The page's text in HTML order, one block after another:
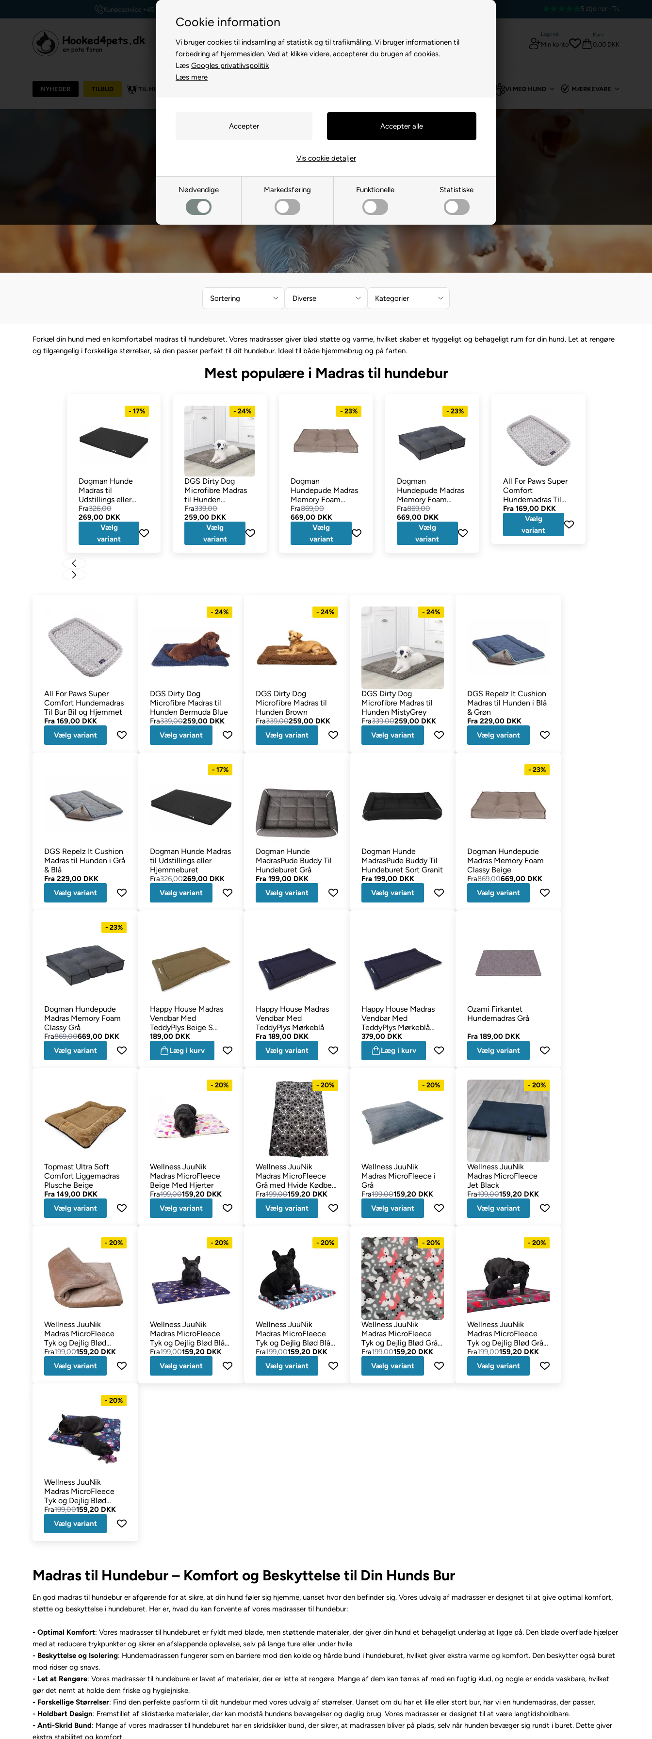
Cookie information
Vi bruger cookies til indsamling af statistik og til trafikmåling. Vi bruger informationen til
forbedring af hjemmesiden. Ved at klikke videre, accepterer du brugen af cookies.
Læs Googles privatlivspolitik
Læs mere
Nødvendige Markedsføring Funktionelle Statistiske
Vis cookie detaljer
Kundeservice +45 7174 3600 5 stjerner - Trustpilot
Log ind
Min konto
Kurv
0,00 DKK
NYHEDER TILBUD TIL HUND VI MED HUND MÆRKEVARE
Madras til hundebur
/Hundebure Tilbehør til hundebur/Madras til hundebur
Sortering Diverse Kategorier
Forkæl din hund med en komfortabel madras til hundeburet. Vores madrasser giver blød støtte og varme, hvilket skaber et hyggeligt og behageligt rum for din hund. Let at rengøre
og tilgængelig i forskellige størrelser, så den passer perfekt til dit hundebur. Ideel til både hjemmebrug og på farten.
Mest populære i Madras til hundebur
- 17%
Dogman Hunde
Madras til
Udstillings eller
Hjemmeburet
Fra326,00
269,00 DKK
Vælg
variant
- 24%
DGS Dirty Dog
Microfibre Madras
til Hunden
MistyGrey
Fra339,00
259,00 DKK
Vælg
variant
- 23%
Dogman
Hundepude Madras
Memory Foam
Classy Beige
Fra869,00
669,00 DKK
Vælg
variant
- 23%
Dogman
Hundepude Madras
Memory Foam
Classy Grå
Fra869,00
669,00 DKK
Vælg
variant
All For Paws Super
Comfort
Hundemadras Til
Bur Bil og Hjemmet
Fra 169,00 DKK
Vælg
variant
All For Paws Super
Comfort Hundemadras
Til Bur Bil og Hjemmet
Fra169,00 DKK
Vælg variant
- 24%
DGS Dirty Dog
Microfibre Madras til
Hunden Bermuda Blue
Fra339,00259,00 DKK
Vælg variant
- 24%
DGS Dirty Dog
Microfibre Madras til
Hunden Brown
Fra339,00259,00 DKK
Vælg variant
- 24%
DGS Dirty Dog
Microfibre Madras til
Hunden MistyGrey
Fra339,00259,00 DKK
Vælg variant
DGS Repelz It Cushion
Madras til Hunden i Blå
& Grøn
Fra 229,00 DKK
Vælg variant
DGS Repelz It Cushion
Madras til Hunden i Grå
& Blå
Fra229,00 DKK
Vælg variant
- 17%
Dogman Hunde Madras
til Udstillings eller
Hjemmeburet
Fra326,00269,00 DKK
Vælg variant
Dogman Hunde
MadrasPude Buddy Til
Hundeburet Grå
Fra199,00 DKK
Vælg variant
Dogman Hunde
MadrasPude Buddy Til
Hundeburet Sort Granit
Fra 199,00 DKK
Vælg variant
- 23%
Dogman Hundepude
Madras Memory Foam
Classy Beige
Fra869,00669,00 DKK
Vælg variant
- 23%
Dogman Hundepude
Madras Memory Foam
Classy Grå
Fra869,00669,00 DKK
Vælg variant
Happy House Madras
Vendbar Med
TeddyPlys Beige S
61x41 cm
189,00 DKK
Læg i kurv
Happy House Madras
Vendbar Med
TeddyPlys Mørkeblå
Fra189,00 DKK
Vælg variant
Happy House Madras
Vendbar Med
TeddyPlys Mørkeblå
XXL 123x75 cm
379,00 DKK
Læg i kurv
Ozami Firkantet
Hundemadras Grå
Fra 189,00 DKK
Vælg variant
Topmast Ultra Soft
Comfort Liggemadras
Plusche Beige
Fra149,00 DKK
Vælg variant
- 20%
Wellness JuuNik
Madras MicroFleece
Beige Med Hjerter
Fra199,00159,20 DKK
Vælg variant
- 20%
Wellness JuuNik
Madras MicroFleece
Grå med Hvide Kødben
& Sorte Poter
Fra199,00159,20 DKK
Vælg variant
- 20%
Wellness JuuNik
Madras MicroFleece i
Grå
Fra199,00159,20 DKK
Vælg variant
- 20%
Wellness JuuNik
Madras MicroFleece
Jet Black
Fra199,00159,20 DKK
Vælg variant
- 20%
Wellness JuuNik
Madras MicroFleece
Tyk og Dejlig Blød
Beige
Fra199,00159,20 DKK
Vælg variant
- 20%
Wellness JuuNik
Madras MicroFleece
Tyk og Dejlig Blød Blå
Hunde
Fra199,00159,20 DKK
Vælg variant
- 20%
Wellness JuuNik
Madras MicroFleece
Tyk og Dejlig Blød Blå
Ræv
Fra199,00159,20 DKK
Vælg variant
- 20%
Wellness JuuNik
Madras MicroFleece
Tyk og Dejlig Blød Grå
og Rosa Ræv
Fra199,00159,20 DKK
Vælg variant
- 20%
Wellness JuuNik
Madras MicroFleece
Tyk og Dejlig Blød Grå
Røde Hjerter
Fra199,00159,20 DKK
Vælg variant
- 20%
Wellness JuuNik
Madras MicroFleece
Tyk og Dejlig Blød
MørkeBlå Ugler
Fra199,00159,20 DKK
Vælg variant
Madras til Hundebur – Komfort og Beskyttelse til Din Hunds Bur
En god madras til hundebur er afgørende for at sikre, at din hund føler sig hjemme, uanset hvor den befinder sig. Vores udvalg af madrasser er designet til at give optimal komfort,
støtte og beskyttelse i hundeburet. Her er, hvad du kan forvente af vores madrasser til hundebur:
- Optimal Komfort: Vores madrasser til hundeburet er fyldt med bløde, men støttende materialer, der giver din hund et behageligt underlag at ligge på. Den bløde overflade hjælper
med at reducere trykpunkter og sikrer en afslappende oplevelse, selv på lange ture eller under hvile.
- Beskyttelse og Isolering: Hundemadrassen fungerer som en barriere mod den kolde og hårde bund i hundeburet, hvilket giver ekstra varme og komfort. Den beskytter også buret
mod ridser og snavs.
- Let at Rengøre: Vores madrasser til hundebure er lavet af materialer, der er lette at rengøre. Mange af dem kan tørres af med en fugtig klud, og nogle er endda vaskbare, hvilket
gør det nemt at holde dem friske og hygiejniske.
- Forskellige Størrelser: Find den perfekte pasform til dit hundebur med vores udvalg af størrelser. Uanset om du har et lille eller stort bur, har vi en hundemadras, der passer.
- Holdbart Design: Fremstillet af slidstærke materialer, der kan modstå hundens bevægelser og daglig brug. Vores madrasser er designet til at være langtidsholdbare.
- Anti-Skrid Bund: Mange af vores madrasser til hundeburet har en skridsikker bund, der sikrer, at madrassen bliver på plads, selv når hunden bevæger sig rundt i buret. Dette giver
ekstra stabilitet og komfort.